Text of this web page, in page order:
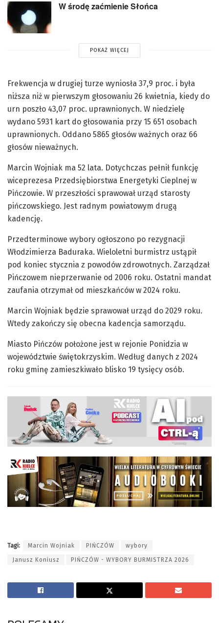
W środę zaćmienie Słońca
POKAŻ WIĘCEJ
Frekwencja w drugiej turze wyniosła 37,9 proc. i była
niższa niż w pierwszym głosowaniu 26 kwietnia, kiedy do
urn poszło 43,07 proc. uprawnionych. W niedzielę
wydano 5931 kart do głosowania przy 15 651 osobach
uprawnionych. Oddano 5865 głosów ważnych oraz 66
głosów nieważnych.
Marcin Wojniak ma 52 lata. Dotychczas pełnił funkcję
wiceprezesa Przedsiębiorstwa Energetyki Cieplnej w
Pińczowie. W przeszłości sprawował urząd starosty
pińczowskiego. Jest radnym powiatowym drugą
kadencję.
Przedterminowe wybory ogłoszono po rezygnacji
Włodzimierza Baduraka. Wieloletni burmistrz ustąpił
pod koniec stycznia z powodów zdrowotnych. Zarządzał
Pińczowem nieprzerwanie od 2006 roku. Ostatni mandat
zaufania otrzymał od mieszkańców w 2024 roku.
Marcin Wojniak będzie sprawował urząd do 2029 roku.
Wtedy zakończy się obecna kadencja samorządu.
Miasto Pińczów położone jest w rejonie Ponidzia w
województwie świętokrzyskim. Według danych z 2024
roku gminę zamieszkiwało blisko 19 tysięcy osób.
Tagi: Marcin Wojniak PIŃCZÓW wybory
Janusz Koniusz PIŃCZÓW - WYBORY BURMISTRZA 2026